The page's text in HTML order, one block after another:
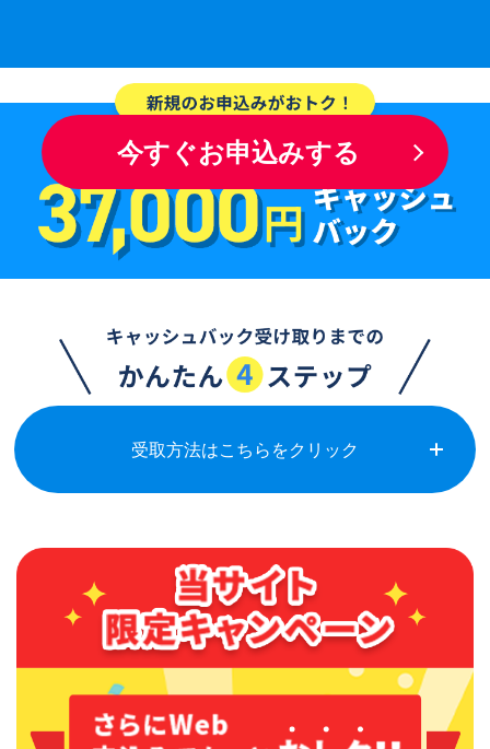
受取方法はこちらをクリック
今すぐお申込みする